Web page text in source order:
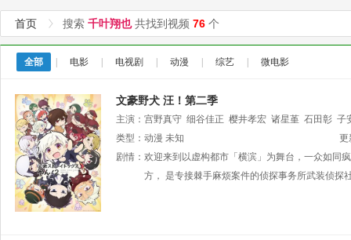
首页 搜索 千叶翔也共找到视频 76 个
全部 电影 电视剧 动漫 综艺 微电影
文豪野犬 汪！第二季
主演： 宫野真守 细谷佳正 樱井孝宏 诸星堇 石田彰 子
毅 阿座上洋平 千叶翔也
类型： 动漫 未知
更
剧情： 欢迎来到以虚构都市「横滨」为舞台，一众如同
方， 是专接棘手麻烦案件的侦探事务所武装侦探